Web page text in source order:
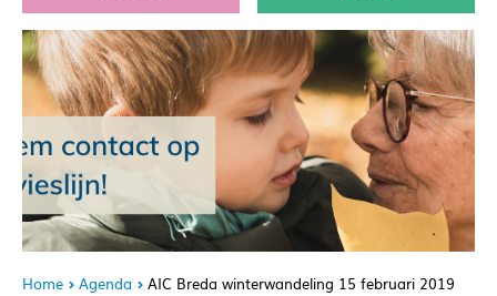
Home Agenda AIC Breda winterwandeling 15 februari 2019